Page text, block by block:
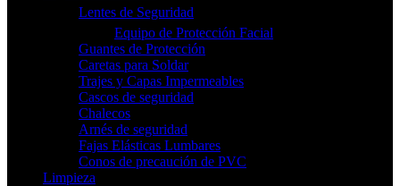
Lentes de Seguridad
Equipo de Protección Facial
Guantes de Protección
Caretas para Soldar
Trajes y Capas Impermeables
Cascos de seguridad
Chalecos
Arnés de seguridad
Fajas Elásticas Lumbares
Conos de precaución de PVC
Limpieza